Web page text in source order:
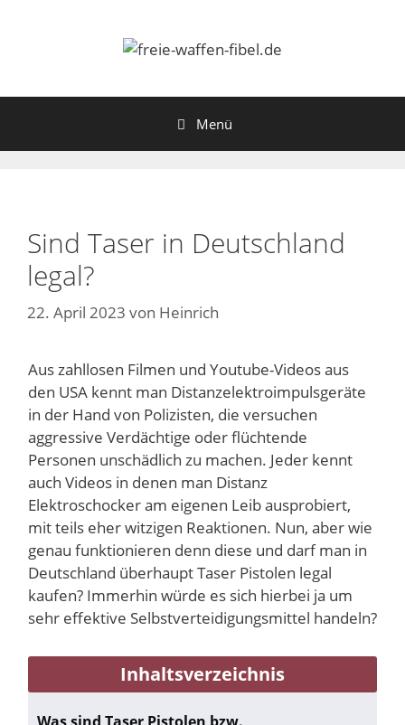
Menü
Sind Taser in Deutschland
legal?
22. April 2023 von Heinrich
Aus zahllosen Filmen und Youtube-Videos aus
den USA kennt man Distanzelektroimpulsgeräte
in der Hand von Polizisten, die versuchen
aggressive Verdächtige oder flüchtende
Personen unschädlich zu machen. Jeder kennt
auch Videos in denen man Distanz
Elektroschocker am eigenen Leib ausprobiert,
mit teils eher witzigen Reaktionen. Nun, aber wie
genau funktionieren denn diese und darf man in
Deutschland überhaupt Taser Pistolen legal
kaufen? Immerhin würde es sich hierbei ja um
sehr effektive Selbstverteidigungsmittel handeln?
Inhaltsverzeichnis